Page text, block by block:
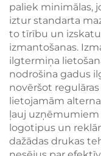
paliek minimālas,
iztur standarta
to tīrību un
izmantošanas.
ilgtermiņa
nodrošina gadus
novēršot
lietojamām
ļauj
logotipus un
dažādas drukas